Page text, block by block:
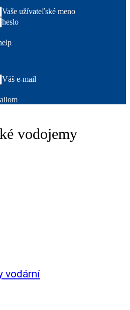
Vaše užívateľské meno
heslo
Váš e-mail
vodojemy
vodární